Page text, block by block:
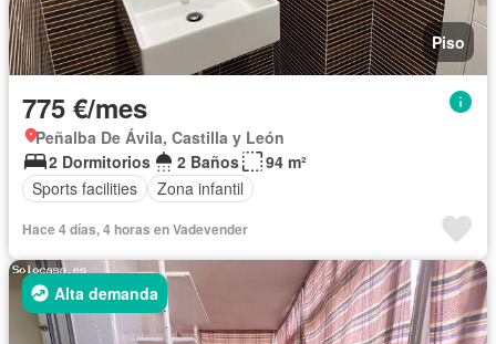
Piso
775 €/mes
Peñalba De Ávila, Castilla y León
2 Dormitorios
2 Baños
94 m²
Sports facilities
Zona infantil
Hace 4 días, 4 horas en Vadevender
Alta demanda